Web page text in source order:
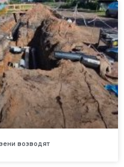
возводят